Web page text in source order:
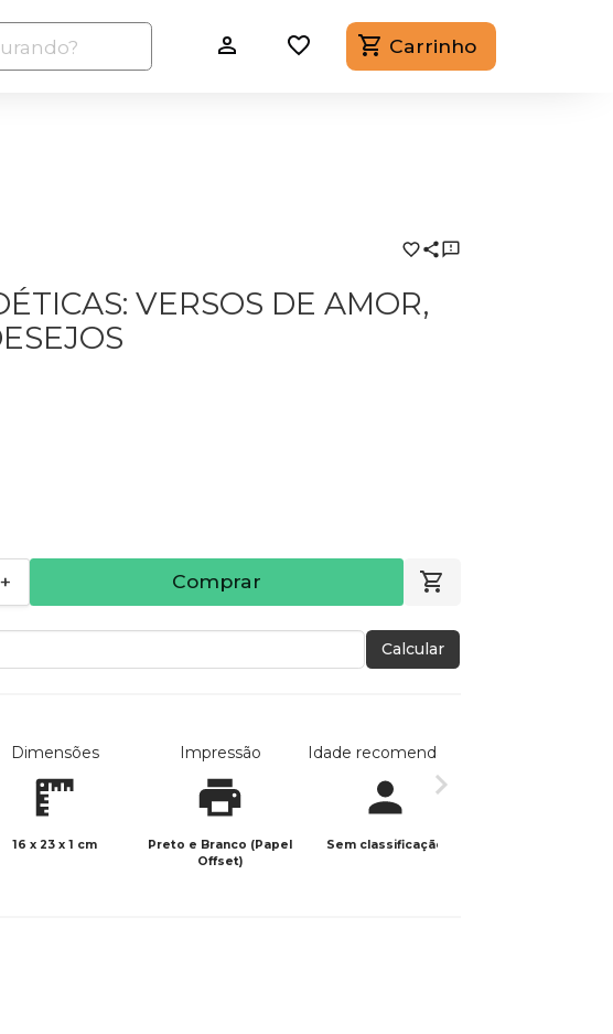
Carrinho
VERSOS DE AMOR,
+ Comprar
Calcular
Dimensões
16 x 23 x 1 cm
Impressão
Preto e Branco (Papel
Offset)
Idade recomendada
Sem classificação